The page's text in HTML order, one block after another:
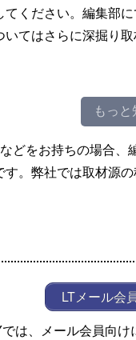
ください。編集部
てはさらに深掘り
もっと
どをお持ちの場合、
。弊社では取材源の
LTメール会
は、メール会員向